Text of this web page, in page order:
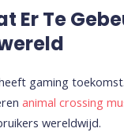
Er Te
gaming
animal crossing
wereldwijd.